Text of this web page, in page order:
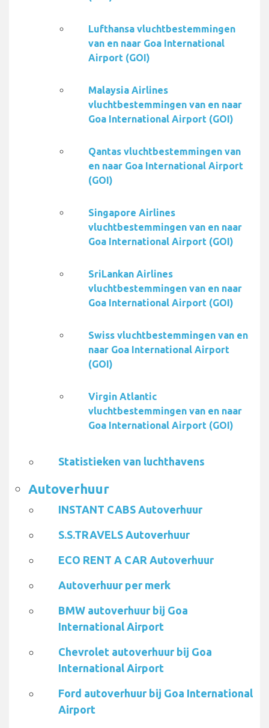
Lufthansa vluchtbestemmingen
van en naar Goa International
Airport (GOI)
Malaysia Airlines
vluchtbestemmingen van en naar
Goa International Airport (GOI)
Qantas vluchtbestemmingen van
en naar Goa International Airport
(GOI)
Singapore Airlines
vluchtbestemmingen van en naar
Goa International Airport (GOI)
SriLankan Airlines
vluchtbestemmingen van en naar
Goa International Airport (GOI)
Swiss vluchtbestemmingen van en
naar Goa International Airport
(GOI)
Virgin Atlantic
vluchtbestemmingen van en naar
Goa International Airport (GOI)
Statistieken van luchthavens
Autoverhuur
INSTANT CABS Autoverhuur
S.S.TRAVELS Autoverhuur
ECO RENT A CAR Autoverhuur
Autoverhuur per merk
BMW autoverhuur bij Goa
International Airport
Chevrolet autoverhuur bij Goa
International Airport
Ford autoverhuur bij Goa International
Airport